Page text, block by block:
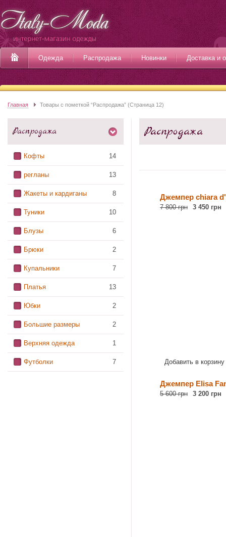
Одежда Распродажа Новинки Доставка и
Главная Товары с пометкой “Распродажа” (Страница 12)
Распродажа
Кофты 14
регланы 13
Жакеты и кардиганы 8
Туники 10
Блузы 6
Брюки 2
Купальники 7
Платья 13
Юбки 2
Большие размеры 2
Верхняя одежда 1
Футболки 7
Распродажа
Джемпер chiara
7 800 грн 3 450 грн
Добавить в корзину
Джемпер Elisa
5 600 грн 3 200 грн